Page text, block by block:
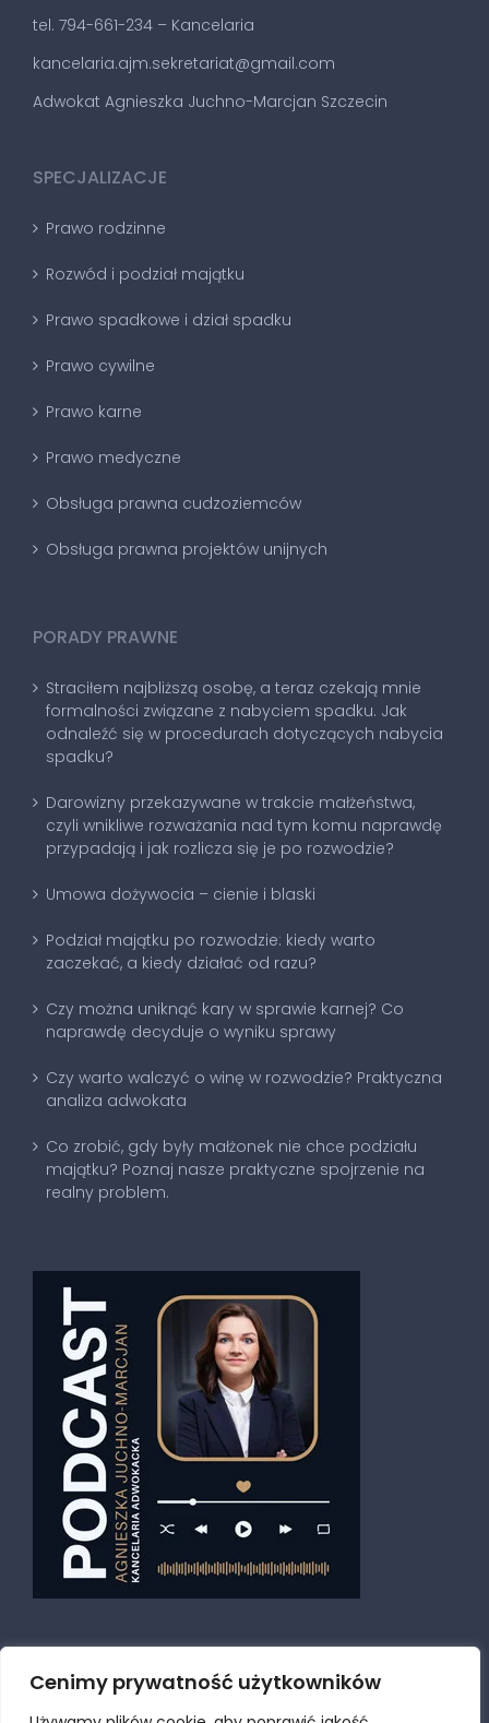
Cenimy prywatność użytkowników
tel. 794-661-234 – Kancelaria
kancelaria.ajm.sekretariat@gmail.com
Adwokat Agnieszka Juchno-Marcjan Szczecin
SPECJALIZACJE
Prawo rodzinne
Rozwód i podział majątku
Prawo spadkowe i dział spadku
Prawo cywilne
Prawo karne
Prawo medyczne
Obsługa prawna cudzoziemców
Obsługa prawna projektów unijnych
PORADY PRAWNE
Straciłem najbliższą osobę, a teraz czekają mnie
formalności związane z nabyciem spadku. Jak
odnaleźć się w procedurach dotyczących nabycia
spadku?
Darowizny przekazywane w trakcie małżeństwa,
czyli wnikliwe rozważania nad tym komu naprawdę
przypadają i jak rozlicza się je po rozwodzie?
Umowa dożywocia – cienie i blaski
Podział majątku po rozwodzie: kiedy warto
zaczekać, a kiedy działać od razu?
Czy można uniknąć kary w sprawie karnej? Co
naprawdę decyduje o wyniku sprawy
Czy warto walczyć o winę w rozwodzie? Praktyczna
analiza adwokata
Co zrobić, gdy były małżonek nie chce podziału
majątku? Poznaj nasze praktyczne spojrzenie na
realny problem.